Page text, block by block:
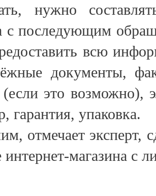
нужно
с последующим
всю
документы,
(если это возможно),
гарантия, упаковка.
отмечает эксперт,
интернет-магазина с